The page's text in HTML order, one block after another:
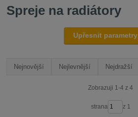
Spreje na radiátory
Upřesnit parametry
Nejnovější Nejlevnější Nejdražší
Zobrazuji 1-4 z 4
strana z 1